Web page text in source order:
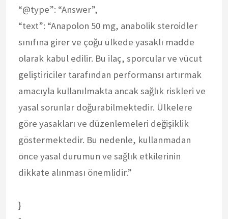
“@type”: “Answer”,
“text”: “Anapolon 50 mg, anabolik steroidler
sınıfına girer ve çoğu ülkede yasaklı madde
olarak kabul edilir. Bu ilaç, sporcular ve vücut
geliştiriciler tarafından performansı artırmak
amacıyla kullanılmakta ancak sağlık riskleri ve
yasal sorunlar doğurabilmektedir. Ülkelere
göre yasakları ve düzenlemeleri değişiklik
göstermektedir. Bu nedenle, kullanmadan
önce yasal durumun ve sağlık etkilerinin
dikkate alınması önemlidir.”
}